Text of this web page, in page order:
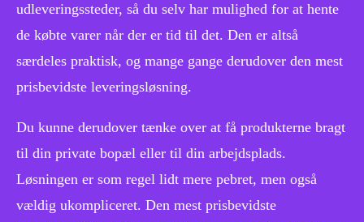
udleveringssteder, så du selv har mulighed for at hente
de købte varer når der er tid til det. Den er altså
særdeles praktisk, og mange gange derudover den mest
prisbevidste leveringsløsning.
Du kunne derudover tænke over at få produkterne bragt
til din private bopæl eller til din arbejdsplads.
Løsningen er som regel lidt mere pebret, men også
vældig ukompliceret. Den mest prisbevidste